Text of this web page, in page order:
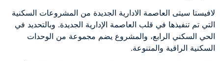
لافيستا سيتى العاصمة الادارية الجديدة من المشروعات السكنية
التي تم تنفيذها في قلب العاصمة الإدارية الجديدة. وبالتحديد في
الحي السكني الرابع، والمشروع يضم مجموعة من الوحدات
السكنية الراقية والمتنوعة.